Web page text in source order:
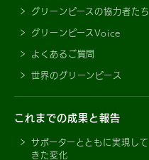
グリーンピースの協力者たち
グリーンピースVoice
よくあるご質問
世界のグリーンピース
これまでの成果と報告
サポーターとともに実現して
きた変化